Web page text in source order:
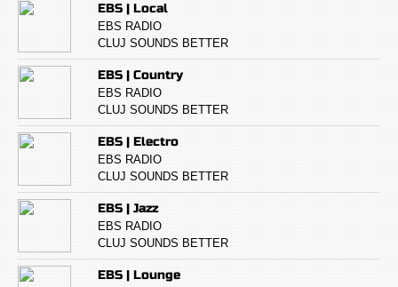
EBS | Local
EBS RADIO
CLUJ SOUNDS BETTER
EBS | Country
EBS RADIO
CLUJ SOUNDS BETTER
EBS | Electro
EBS RADIO
CLUJ SOUNDS BETTER
EBS | Jazz
EBS RADIO
CLUJ SOUNDS BETTER
EBS | Lounge